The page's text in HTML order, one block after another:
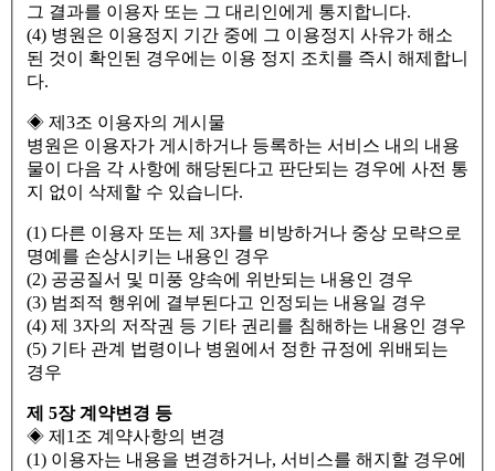
그 결과를 이용자 또는 그 대리인에게 통지합니다.
(4) 병원은 이용정지 기간 중에 그 이용정지 사유가 해소
된 것이 확인된 경우에는 이용 정지 조치를 즉시 해제합니
다.
◈ 제3조 이용자의 게시물
병원은 이용자가 게시하거나 등록하는 서비스 내의 내용
물이 다음 각 사항에 해당된다고 판단되는 경우에 사전 통
지 없이 삭제할 수 있습니다.
(1) 다른 이용자 또는 제 3자를 비방하거나 중상 모략으로
명예를 손상시키는 내용인 경우
(2) 공공질서 및 미풍 양속에 위반되는 내용인 경우
(3) 범죄적 행위에 결부된다고 인정되는 내용일 경우
(4) 제 3자의 저작권 등 기타 권리를 침해하는 내용인 경우
(5) 기타 관계 법령이나 병원에서 정한 규정에 위배되는
경우
제 5장 계약변경 등
◈ 제1조 계약사항의 변경
(1) 이용자는 내용을 변경하거나, 서비스를 해지할 경우에